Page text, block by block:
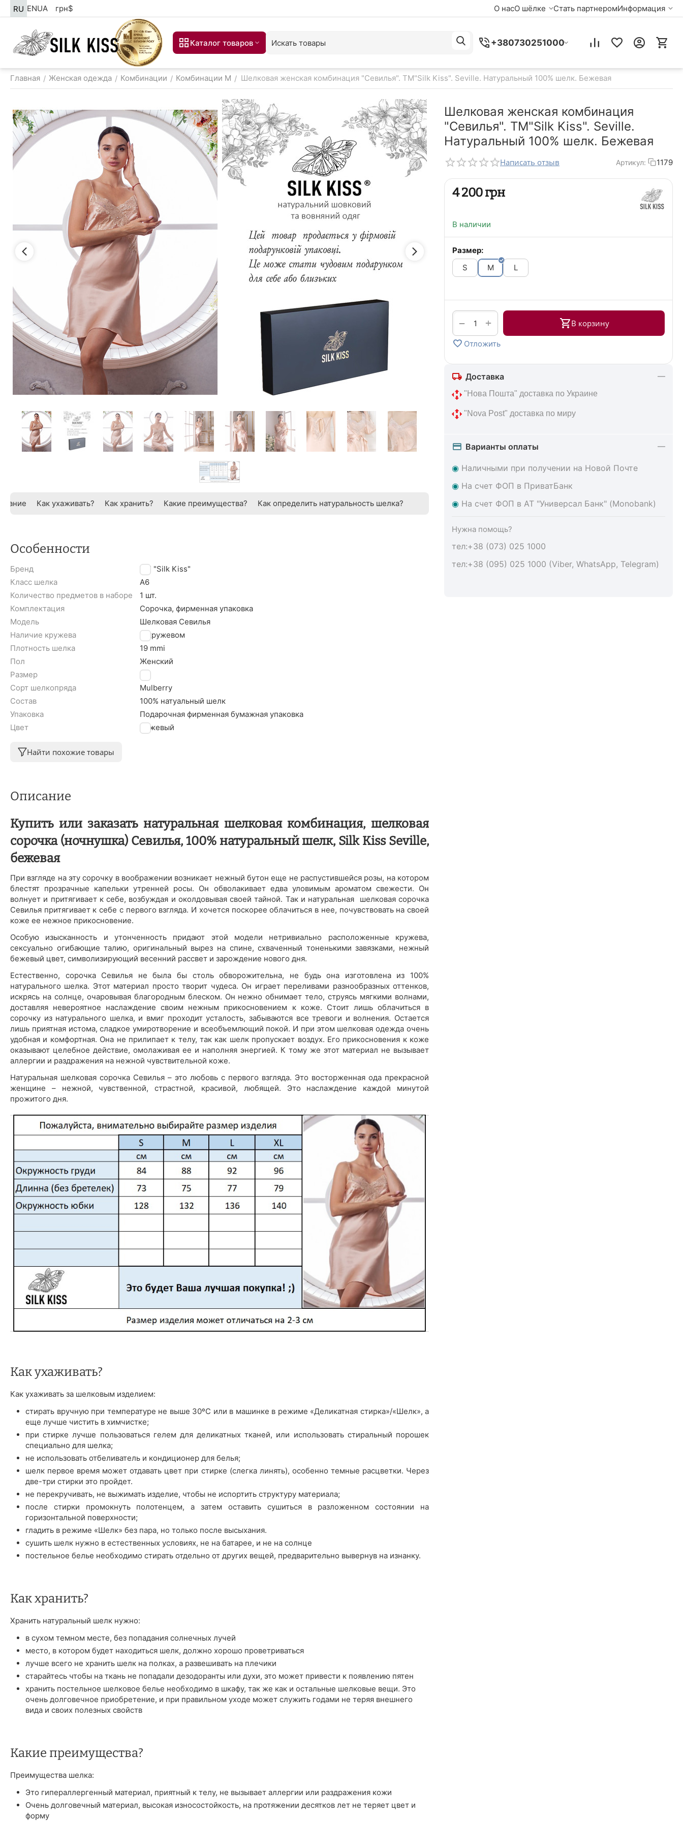
RU ENUA грн$ О насО шёлке Стать партнеромИнформация
Каталог товаров +380730251000
Главная / Женская одежда / Комбинации / Комбинации M / Шелковая женская комбинация "Севилья". TM"Silk Kiss". Seville. Натуральный 100% шелк. Бежевая
Шелковая женская комбинация
"Севилья". TM"Silk Kiss". Seville.
Натуральный 100% шелк. Бежевая
Написать отзыв Артикул: 1179
‍4 200‍грн
В наличии
Размер:
S
M L
+
− В корзину
Отложить
Доставка
"Нова Пошта" доставка по Украине
"Nova Post" доставка по миру
Варианты оплаты
◉ Наличными при получении на Новой Почте
◉ На счет ФОП в ПриватБанк
◉ На счет ФОП в АТ "Универсал Банк" (Monobank)
Нужна помощь?
тел:+38 (073) 025 1000
тел:+38 (095) 025 1000 (Viber, WhatsApp, Telegram)
Как ухаживать? Как хранить? Какие преимущества? Как определить натуральность шелка?
Особенности
Бренд
TM "Silk Kiss"
Класс шелка
A6
Количество предметов в наборе
1 шт.
Комплектация
Сорочка, фирменная упаковка
Модель
Шелковая Севилья
Наличие кружева
С кружевом
Плотность шелка
19 mmi
Пол
Женский
Размер
M
Сорт шелкопряда
Mulberry
Состав
100% натуальный шелк
Упаковка
Подарочная фирменная бумажная упаковка
Цвет
Бежевый
Найти похожие товары
Описание
Купить или заказать натуральная шелковая комбинация, шелковая
сорочка (ночнушка) Севилья, 100% натуральный шелк, Silk Kiss Seville,
бежевая
При взгляде на эту сорочку в воображении возникает нежный бутон еще не распустившейся розы, на котором
блестят прозрачные капельки утренней росы. Он обволакивает едва уловимым ароматом свежести. Он
волнует и притягивает к себе, возбуждая и околдовывая своей тайной. Так и натуральная шелковая сорочка
Севилья притягивает к себе с первого взгляда. И хочется поскорее облачиться в нее, почувствовать на своей
коже ее нежное прикосновение.
Особую изысканность и утонченность придают этой модели нетривиально расположенные кружева,
сексуально огибающие талию, оригинальный вырез на спине, схваченный тоненькими завязками, нежный
бежевый цвет, символизирующий весенний рассвет и зарождение нового дня.
Естественно, сорочка Севилья не была бы столь обворожительна, не будь она изготовлена из 100%
натурального шелка. Этот материал просто творит чудеса. Он играет переливами разнообразных оттенков,
искрясь на солнце, очаровывая благородным блеском. Он нежно обнимает тело, струясь мягкими волнами,
доставляя невероятное наслаждение своим нежным прикосновением к коже. Стоит лишь облачиться в
сорочку из натурального шелка, и вмиг проходит усталость, забываются все тревоги и волнения. Остается
лишь приятная истома, сладкое умиротворение и всеобъемлющий покой. И при этом шелковая одежда очень
удобная и комфортная. Она не прилипает к телу, так как шелк пропускает воздух. Его прикосновения к коже
оказывают целебное действие, омолаживая ее и наполняя энергией. К тому же этот материал не вызывает
аллергии и раздражения на нежной чувствительной коже.
Натуральная шелковая сорочка Севилья – это любовь с первого взгляда. Это восторженная ода прекрасной
женщине – нежной, чувственной, страстной, красивой, любящей. Это наслаждение каждой минутой
прожитого дня.
Как ухаживать?
Как ухаживать за шелковым изделием:
стирать вручную при температуре не выше 30ºС или в машинке в режиме «Деликатная стирка»/«Шелк», а
еще лучше чистить в химчистке;
при стирке лучше пользоваться гелем для деликатных тканей, или использовать стиральный порошек
специально для шелка;
не использовать отбеливатель и кондиционер для белья;
шелк первое время может отдавать цвет при стирке (слегка линять), особенно темные расцветки. Через
две-три стирки это пройдет.
не перекручивать, не выжимать изделие, чтобы не испортить структуру материала;
после стирки промокнуть полотенцем, а затем оставить сушиться в разложенном состоянии на
горизонтальной поверхности;
гладить в режиме «Шелк» без пара, но только после высыхания.
сушить шелк нужно в естественных условиях, не на батарее, и не на солнце
постельное белье необходимо стирать отдельно от других вещей, предварительно вывернув на изнанку.
Как хранить?
Хранить натуральный шелк нужно:
в сухом темном месте, без попадания солнечных лучей
место, в котором будет находиться шелк, должно хорошо проветриваться
лучше всего не хранить шелк на полках, а развешивать на плечики
старайтесь чтобы на ткань не попадали дезодоранты или духи, это может привести к появлению пятен
хранить постельное шелковое белье необходимо в шкафу, так же как и остальные шелковые вещи. Это
очень долговечное приобретение, и при правильном уходе может служить годами не теряя внешнего
вида и своих полезных свойств
Какие преимущества?
Преимущества шелка:
Это гипераллергенный материал, приятный к телу, не вызывает аллергии или раздражения кожи
Очень долговечный материал, высокая износостойкость, на протяжении десятков лет не теряет цвет и
форму